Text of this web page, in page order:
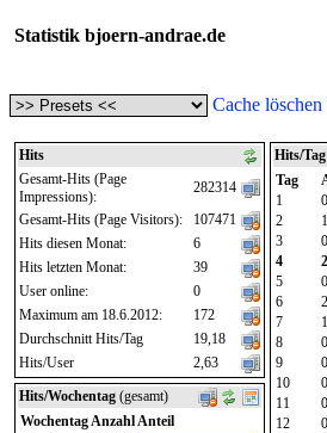
Statistik bjoern-andrae.de
Cache löschen
Hits
Gesamt-Hits (Page
Impressions):
282314
Gesamt-Hits (Page Visitors):
107471
Hits diesen Monat:
6
Hits letzten Monat:
39
User online:
0
Maximum am 18.6.2012:
172
Durchschnitt Hits/Tag
19,18
Hits/User
2,63
Hits/Wochentag (gesamt)
Wochentag Anzahl Anteil
Hits/Tag
Tag
1
0
2
1
3
0
4
2
5
0
6
2
7
1
8
0
9
0
10
0
11
0
12
0